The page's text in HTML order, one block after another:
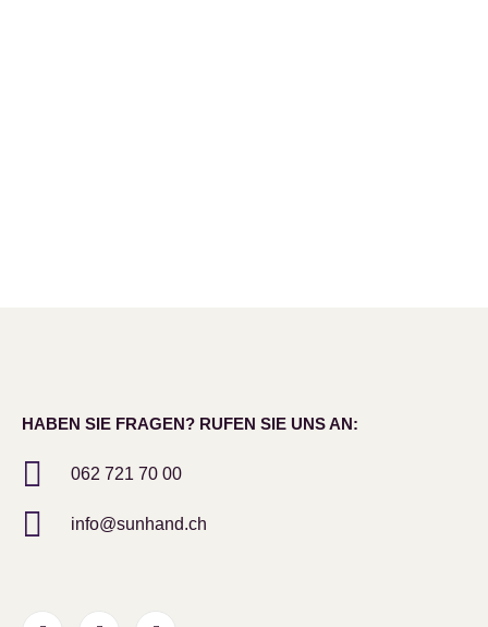
HABEN SIE FRAGEN? RUFEN SIE UNS AN:
062 721 70 00
info@sunhand.ch